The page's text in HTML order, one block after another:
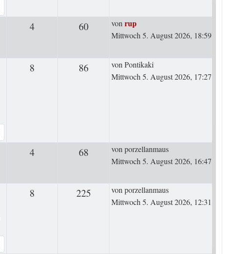
4Antworten 60ZugriffeLetzter Beitrag
vonrup
Mittwoch 5. August 2026, 18:59
8 86ZugriffeLetzter Beitrag
vonPontikaki
Mittwoch 5. August 2026, 17:27
4Antworten 68ZugriffeLetzter Beitrag
vonporzellanmaus
Mittwoch 5. August 2026, 16:47
8 225ZugriffeLetzter Beitrag
vonporzellanmaus
Mittwoch 5. August 2026, 12:31